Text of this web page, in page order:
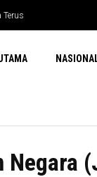
Terus
Negara